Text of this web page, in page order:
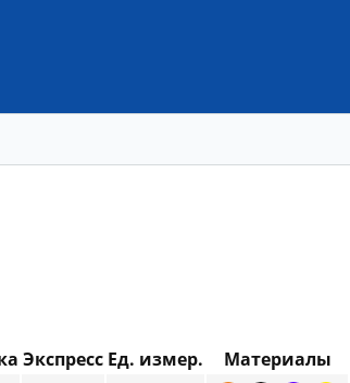
Экспресс Ед. измер. Материалы